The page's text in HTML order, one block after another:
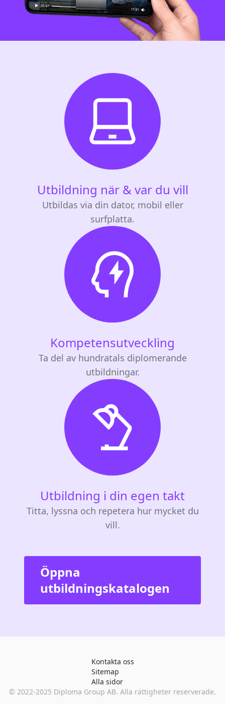
Utbildning när & var du vill
Utbildas via din dator, mobil eller
surfplatta.
Kompetensutveckling
Ta del av hundratals diplomerande
utbildningar.
Utbildning i din egen takt
Titta, lyssna och repetera hur mycket du
vill.
Öppna
utbildningskatalogen
Kontakta oss
Sitemap
Alla sidor
© 2022-2025 Diploma Group AB. Alla rättigheter reserverade.